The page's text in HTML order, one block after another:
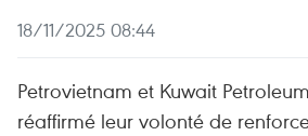
18/11/2025 08:44
Petrovietnam et Kuwait
réaffirmé leur volonté de